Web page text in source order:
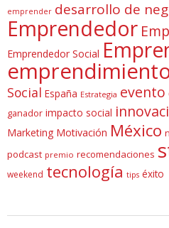
emprender desarrollo de
Emprendedor
Emprendedor Social
Social España Estrategia evento
ganador impacto social
Marketing Motivación México
podcast premio recomendaciones
weekend tecnología tips éxito